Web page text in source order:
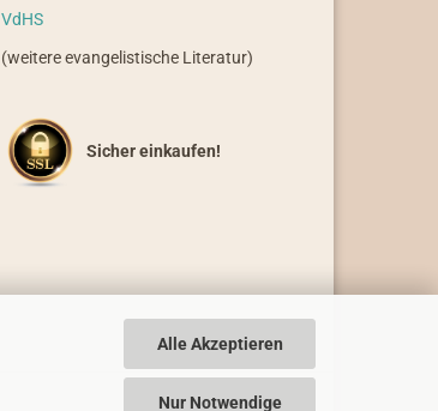
Alle Akzeptieren
Nur Notwendige
VdHS
(weitere evangelistische Literatur)
Sicher einkaufen!